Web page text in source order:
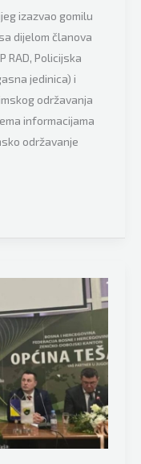
izazvao gomilu
dijelom članova
RAD, Policijska
jedinica) i
održavanja
informacijama
održavanje